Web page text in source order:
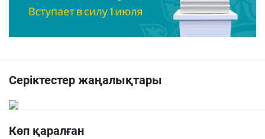
Серіктестер жаңалықтары
Көп қаралған